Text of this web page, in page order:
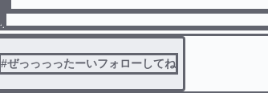
#ぜっっっったーいフォローしてね